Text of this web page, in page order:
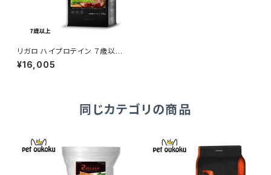
リガロ ハイプロテイン ７歳以上
用 ラム 5.8kg ドッグフード ドラ
イフード
¥16,005
同じカテゴリの商品